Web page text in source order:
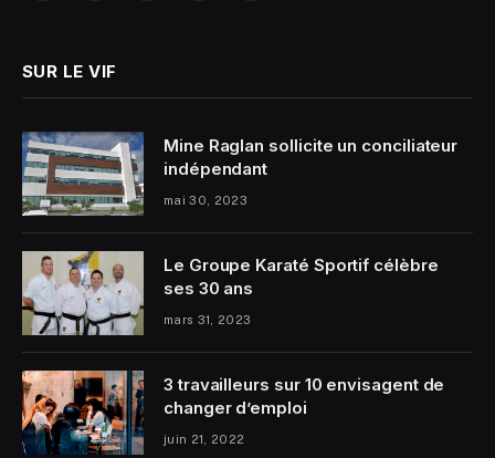
SUR LE VIF
Mine Raglan sollicite un conciliateur
indépendant
mai 30, 2023
Le Groupe Karaté Sportif célèbre
ses 30 ans
mars 31, 2023
3 travailleurs sur 10 envisagent de
changer d’emploi
juin 21, 2022